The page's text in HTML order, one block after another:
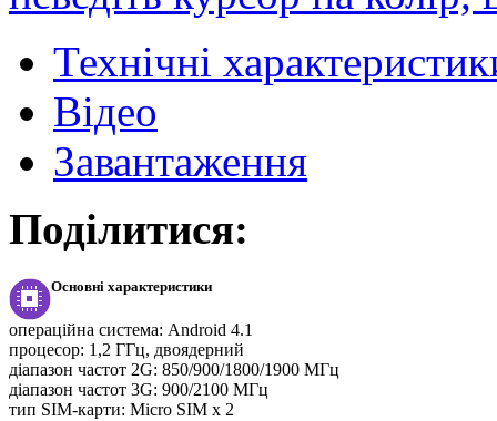
Технічні
Відео
Завантаження
Поділитися:
Основні характеристики
операційна система: Android 4.1
процесор: 1,2 ГГц, двоядерний
діапазон частот 2G: 850/900/1800/1900 МГц
діапазон частот 3G: 900/2100 МГц
тип SIM-карти: Micro SIM х 2